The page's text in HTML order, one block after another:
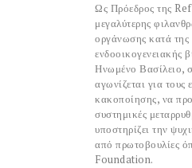
Ως Πρόεδρος της
μεγαλύτερης
οργάνωσης κατά της
ενδοοικογενειακής
Ηνωμένο Βασίλειο,
αγωνίζεται για τους
κακοποίησης, να
συστημικές
υποστηρίζει την
από πρωτοβουλίες
Foundation.